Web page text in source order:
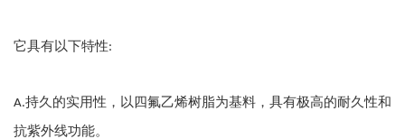
它具有以下特性:
A.持久的实用性，以四氟乙烯树脂为基料，具有极高的耐久性和
抗紫外线功能。